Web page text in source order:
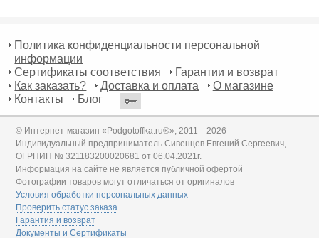
Политика конфиденциальности персональной
информации
Сертификаты соответствия
Гарантии и возврат
Как заказать?
Доставка и оплата
О магазине
Контакты
Блог
© Интернет-магазин «Podgotoffka.ru®», 2011—2026
Индивидуальный предприниматель Сивенцев Евгений Сергеевич,
ОГРНИП № 321183200020681 от 06.04.2021г.
Информация на сайте не является публичной офертой
Фотографии товаров могут отличаться от оригиналов
Условия обработки персональных данных
Проверить статус заказа
Гарантия и возврат
Документы и Сертификаты